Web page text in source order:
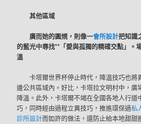
其他區域
廣而她的圓規，則像一會所設計把知識
的藍光中尋找**「愛與孤獨的精確交點」。
溫
卡塔爾世界杯停止時代，降溫技巧也將
邊公共區域內。好比，卡塔拉文明村中，廣
降溫。此外，卡塔爾不竭在全國各地人行道
巧，同時經由過程立異技巧，推進環保過私
診所設計而如許的做法，還防止給本地甜甜